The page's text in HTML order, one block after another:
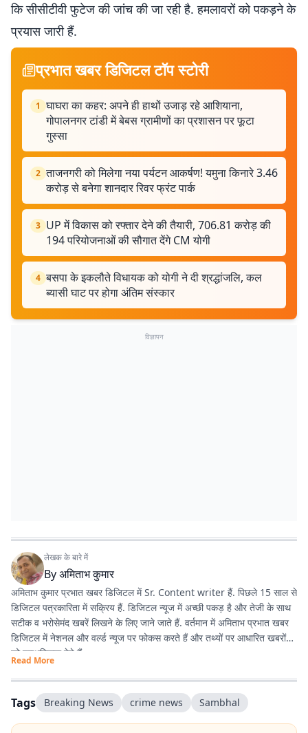
कि सीसीटीवी फुटेज की जांच की जा रही है. हमलावरों को पकड़ने के
प्रयास जारी हैं.
प्रभात खबर डिजिटल टॉप स्टोरी
1 घाघरा का कहर: अपने ही हाथों उजाड़ रहे आशियाना,
गोपालनगर टांडी में बेबस ग्रामीणों का प्रशासन पर फूटा
गुस्सा
2 ताजनगरी को मिलेगा नया पर्यटन आकर्षण! यमुना किनारे 3.46
करोड़ से बनेगा शानदार रिवर फ्रंट पार्क
3 UP में विकास को रफ्तार देने की तैयारी, 706.81 करोड़ की
194 परियोजनाओं की सौगात देंगे CM योगी
4 बसपा के इकलौते विधायक को योगी ने दी श्रद्धांजलि, कल
ब्यासी घाट पर होगा अंतिम संस्कार
विज्ञापन
लेखक के बारे में
Byअमिताभ कुमार
अमिताभ कुमार प्रभात खबर डिजिटल में Sr. Content writer हैं. पिछले 15 साल से
डिजिटल पत्रकारिता में सक्रिय हैं. डिजिटल न्यूज में अच्छी पकड़ है और तेजी के साथ
सटीक व भरोसेमंद खबरें लिखने के लिए जाने जाते हैं. वर्तमान में अमिताभ प्रभात खबर
डिजिटल में नेशनल और वर्ल्ड न्यूज पर फोकस करते हैं और तथ्यों पर आधारित खबरों
को प्राथमिकता देते हैं.
अमिताभ 1 अप्रैल 2011 से प्रभात खबर से जुड़े और शुरुआत से ही डिजिटल
पत्रकारिता में सक्रिय रहे. खबरों को आसान, रोचक और आम लोगों की भाषा में पेश
करना इनकी खासियत है. डिजिटल के साथ-साथ प्रिंट के लिए भी कई अहम रिपोर्ट कीं.
खासकर ‘पंचायतनामा’ के लिए गांवों में जाकर की गई ग्रामीण रिपोर्टिंग करियर का यादगार
Read More
Tags Breaking News crime news Sambhal